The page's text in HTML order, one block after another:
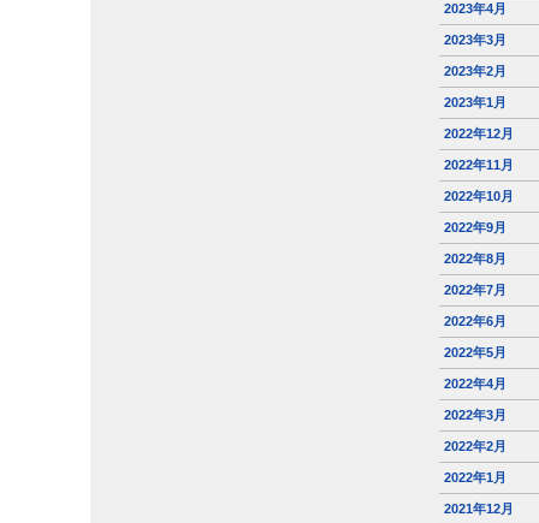
2023年4月
2023年3月
2023年2月
2023年1月
2022年12月
2022年11月
2022年10月
2022年9月
2022年8月
2022年7月
2022年6月
2022年5月
2022年4月
2022年3月
2022年2月
2022年1月
2021年12月